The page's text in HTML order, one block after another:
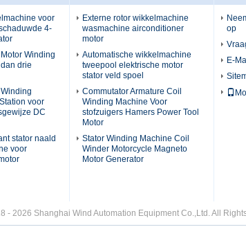
voor
4-
Winding
drie
voor
DC
stator naald
voor
Externe rotor wikkelmachine
wasmachine airconditioner
motor
Automatische wikkelmachine
tweepool elektrische motor
stator veld spoel
Commutator Armature Coil
Winding Machine Voor
stofzuigers Hamers Power Tool
Motor
Stator Winding Machine Coil
Winder Motorcycle Magneto
Motor Generator
op
E-
- 2026 Shanghai Wind Automation Equipment Co.,Ltd. All